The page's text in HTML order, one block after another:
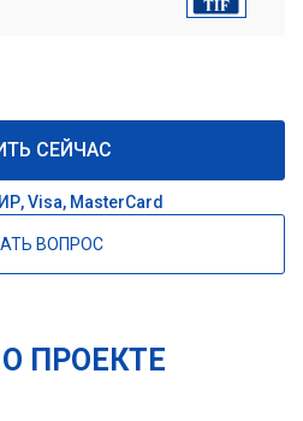
СЕЙЧАС
Visa, MasterCard
ВОПРОС
ПРОЕКТЕ